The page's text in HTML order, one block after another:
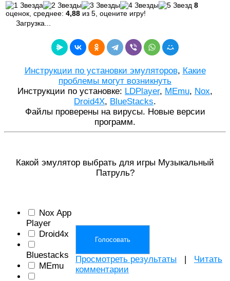
8
оценок, среднее: 4,88 из 5, оцените игру!
Загрузка...
Инструкции по установки эмуляторов, Какие
проблемы могут возникнуть
Инструкции по установке: LDPlayer, MEmu, Nox,
Droid4X, BlueStacks.
Файлы проверены на вирусы. Новые версии
программ.
Какой эмулятор выбрать для игры Музыкальный
Патруль?
Nox App
Player
Droid4x
Bluestacks
MEmu
Просмотреть результаты | Читать
комментарии